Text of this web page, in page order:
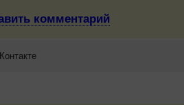
комментарий